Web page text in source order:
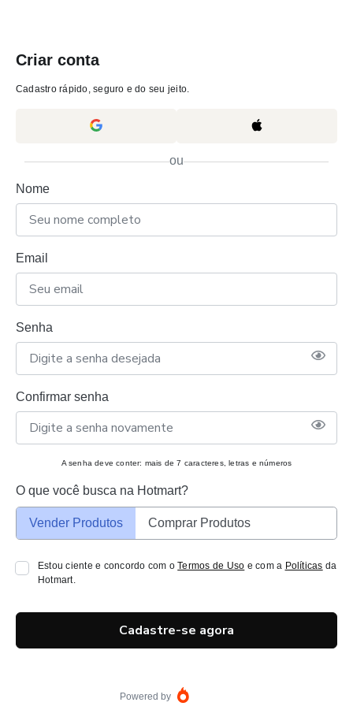
Criar conta
Cadastro rápido, seguro e do seu jeito.
ou
Nome
Email
Senha
Confirmar senha
A senha deve conter: mais de 7 caracteres, letras e números
O que você busca na Hotmart?
Vender Produtos Comprar Produtos
Estou ciente e concordo com oTermos de Uso e com a Políticas da
Hotmart.
Cadastre-se agora
Powered by